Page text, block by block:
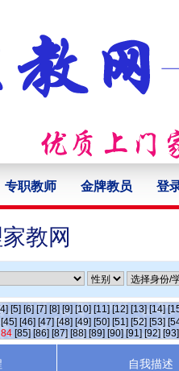
专职教师 金牌教员 登
教网
[4] [5] [6] [7] [8] [9] [10] [11] [12] [13] [14]
[45] [46] [47] [48] [49] [50] [51] [52] [53]
84 [85] [86] [87] [88] [89] [90] [91] [92] [93]
自我描述